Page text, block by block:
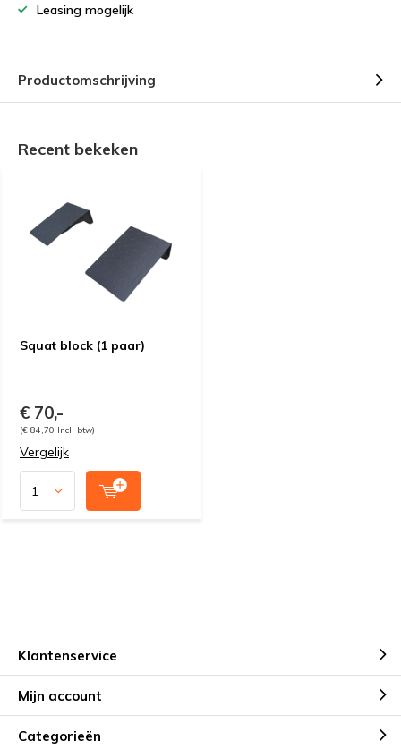
Leasing mogelijk
Productomschrijving
Recent bekeken
Squat block (1 paar)
€ 70,-
(€ 84,70 Incl. btw)
Vergelijk
Klantenservice
Mijn account
Categorieën